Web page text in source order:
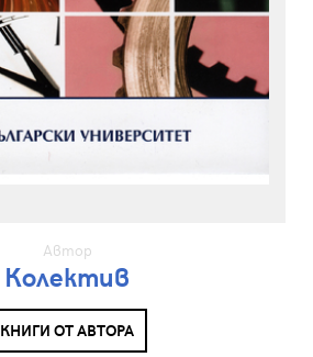
Автор
Колектив
КНИГИ ОТ АВТОРА